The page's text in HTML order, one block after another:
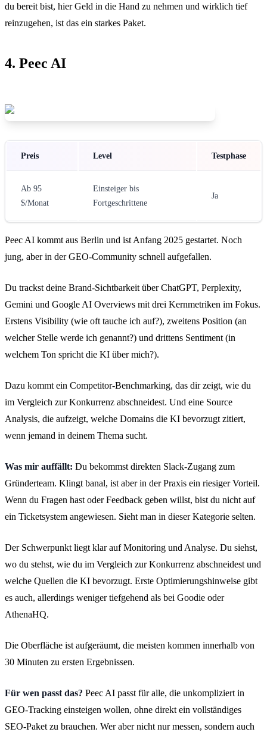
du bereit bist, hier Geld in die Hand zu nehmen und wirklich tief
reinzugehen, ist das ein starkes Paket.
4. Peec AI
Preis Level Testphase
Ab 95
$/Monat
Einsteiger bis
Fortgeschrittene
Ja
Peec AI kommt aus Berlin und ist Anfang 2025 gestartet. Noch
jung, aber in der GEO-Community schnell aufgefallen.
Du trackst deine Brand-Sichtbarkeit über ChatGPT, Perplexity,
Gemini und Google AI Overviews mit drei Kernmetriken im Fokus.
Erstens Visibility (wie oft tauche ich auf?), zweitens Position (an
welcher Stelle werde ich genannt?) und drittens Sentiment (in
welchem Ton spricht die KI über mich?).
Dazu kommt ein Competitor-Benchmarking, das dir zeigt, wie du
im Vergleich zur Konkurrenz abschneidest. Und eine Source
Analysis, die aufzeigt, welche Domains die KI bevorzugt zitiert,
wenn jemand in deinem Thema sucht.
Was mir auffällt: Du bekommst direkten Slack-Zugang zum
Gründerteam. Klingt banal, ist aber in der Praxis ein riesiger Vorteil.
Wenn du Fragen hast oder Feedback geben willst, bist du nicht auf
ein Ticketsystem angewiesen. Sieht man in dieser Kategorie selten.
Der Schwerpunkt liegt klar auf Monitoring und Analyse. Du siehst,
wo du stehst, wie du im Vergleich zur Konkurrenz abschneidest und
welche Quellen die KI bevorzugt. Erste Optimierungshinweise gibt
es auch, allerdings weniger tiefgehend als bei Goodie oder
AthenaHQ.
Die Oberfläche ist aufgeräumt, die meisten kommen innerhalb von
30 Minuten zu ersten Ergebnissen.
Für wen passt das? Peec AI passt für alle, die unkompliziert in
GEO-Tracking einsteigen wollen, ohne direkt ein vollständiges
SEO-Paket zu brauchen. Wer aber nicht nur messen, sondern auch